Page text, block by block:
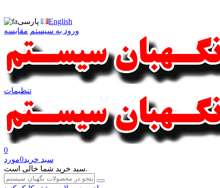
پارسی
English
ورود به سیستم مقایسه
تنظیمات
0
سبد خرید0مورد
سبد خرید شما خالی است.